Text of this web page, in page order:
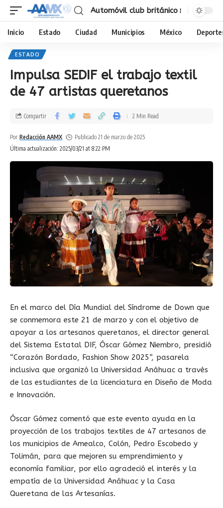
Automóvil club británico
Inicio Estado Ciudad Municipios México
ESTADO
Impulsa SEDIF el trabajo textil
de 47 artistas queretanos
Última actualización: 2025/03/21 at 8:22 PM
Por Redacción AAMX Publicado 21 de marzo de 2025
Compartir 2 Min Read
En el marco del Día Mundial del Síndrome de Down que
se conmemora este 21 de marzo y con el objetivo de
apoyar a los artesanos queretanos, el director general
del Sistema Estatal DIF, Óscar Gómez Niembro, presidió
“Corazón Bordado, Fashion Show 2025”, pasarela
inclusiva que organizó la Universidad Anáhuac a través
de las estudiantes de la licenciatura en Diseño de Moda
e Innovación.
Óscar Gómez comentó que este evento ayuda en la
proyección de los trabajos textiles de 47 artesanos de
los municipios de Amealco, Colón, Pedro Escobedo y
Tolimán, para que mejoren su emprendimiento y
economía familiar, por ello agradeció el interés y la
empatía de la Universidad Anáhuac y la Casa
Queretana de las Artesanías.